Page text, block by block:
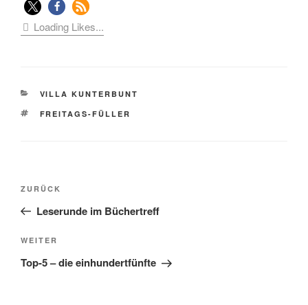
Loading Likes...
KATEGORIEN
VILLA KUNTERBUNT
SCHLAGWÖRTER
FREITAGS-FÜLLER
Beitragsnavigation
Vorheriger
Beitrag
ZURÜCK
Leserunde im Büchertreff
Nächster
Beitrag
WEITER
Top-5 – die einhundertfünfte